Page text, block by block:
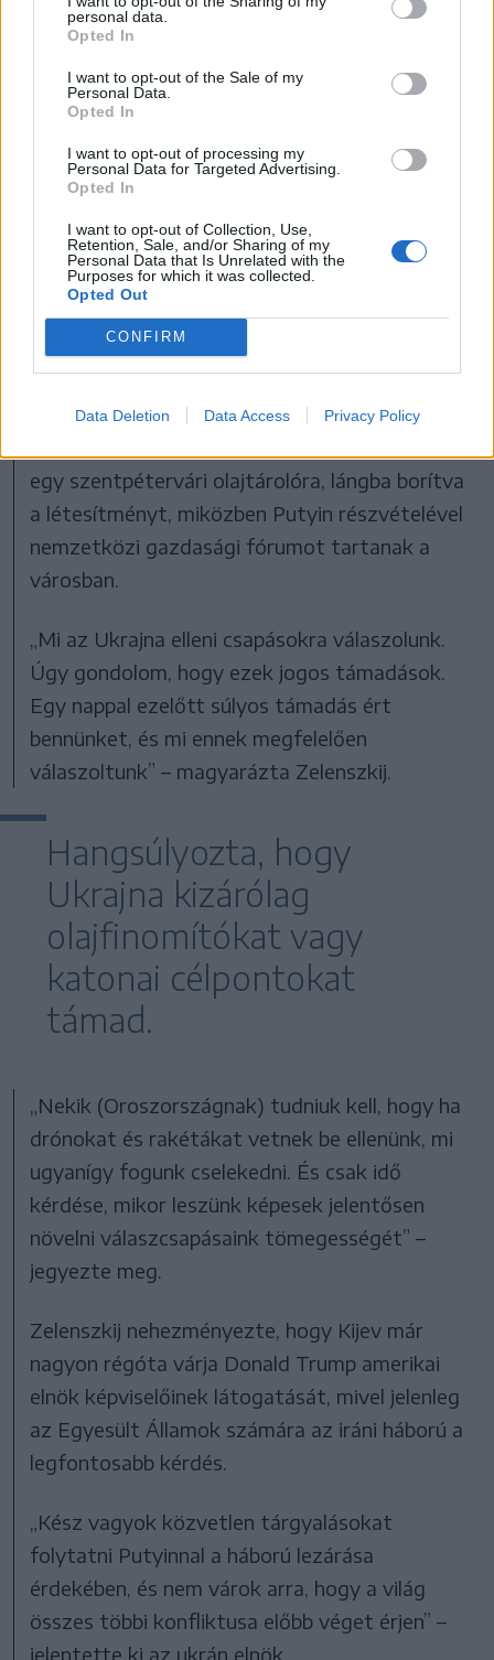
personal data.
Opted In
I want to opt-out of the Sale of my
Personal Data.
Opted In
I want to opt-out of processing my
Personal Data for Targeted Advertising.
Opted In
I want to opt-out of Collection, Use,
Retention, Sale, and/or Sharing of my
Personal Data that Is Unrelated with the
Purposes for which it was collected.
Opted Out
CONFIRM
Data Deletion Data Access Privacy Policy
kormány azon dolgozik, hogy biztosítani tudja
finanszírozást” valamennyi, Ukrajnában
hozzá.
Az államfő leszögezte, hogy Ukrajna jogos
válaszcsapásokat ad az orosz támadásokra, és
még intenzívebbé akarja tenni ezeket.
„Őszintén szólva nem követem, nincs
programfüzetem arról, hogy Putyin mikor és
hova utazik” – mondta, utalva arra, hogy az
egy szentpétervári olajtárolóra, lángba borítva
a létesítményt, miközben Putyin részvételével
nemzetközi gazdasági fórumot tartanak a
városban.
„Mi az Ukrajna elleni csapásokra válaszolunk.
Úgy gondolom, hogy ezek jogos támadások.
Egy nappal ezelőtt súlyos támadás ért
bennünket, és mi ennek megfelelően
válaszoltunk” – magyarázta Zelenszkij.
Hangsúlyozta, hogy
Ukrajna kizárólag
olajfinomítókat vagy
katonai célpontokat
támad.
„Nekik (Oroszországnak) tudniuk kell, hogy ha
drónokat és rakétákat vetnek be ellenünk, mi
ugyanígy fogunk cselekedni. És csak idő
kérdése, mikor leszünk képesek jelentősen
növelni válaszcsapásaink tömegességét” –
jegyezte meg.
Zelenszkij nehezményezte, hogy Kijev már
nagyon régóta várja Donald Trump amerikai
elnök képviselőinek látogatását, mivel jelenleg
az Egyesült Államok számára az iráni háború a
legfontosabb kérdés.
„Kész vagyok közvetlen tárgyalásokat
folytatni Putyinnal a háború lezárása
érdekében, és nem várok arra, hogy a világ
összes többi konfliktusa előbb véget érjen” –
jelentette ki az ukrán elnök.